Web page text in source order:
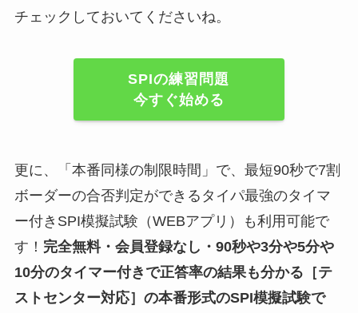
チェックしておいてくださいね。
SPIの練習問題
今すぐ始める
更に、「本番同様の制限時間」で、最短90秒で7割
ボーダーの合否判定ができるタイパ最強のタイマ
ー付きSPI模擬試験（WEBアプリ）も利用可能で
す！ 完全無料・会員登録なし・90秒や3分や5分や
10分のタイマー付きで正答率の結果も分かる ［テ
ストセンター対応］ の本番形式のSPI模擬試験で